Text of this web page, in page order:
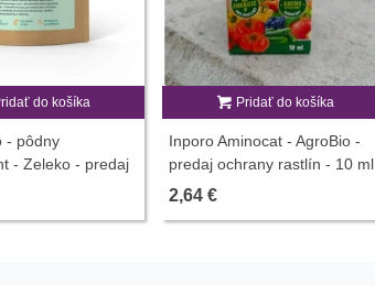
do košíka
- pôdny
- Zeleko - predaj
- 100 g
Pridať do košíka
Inporo Aminocat - AgroBio -
predaj ochrany rastlín - 10 ml
2,64 €